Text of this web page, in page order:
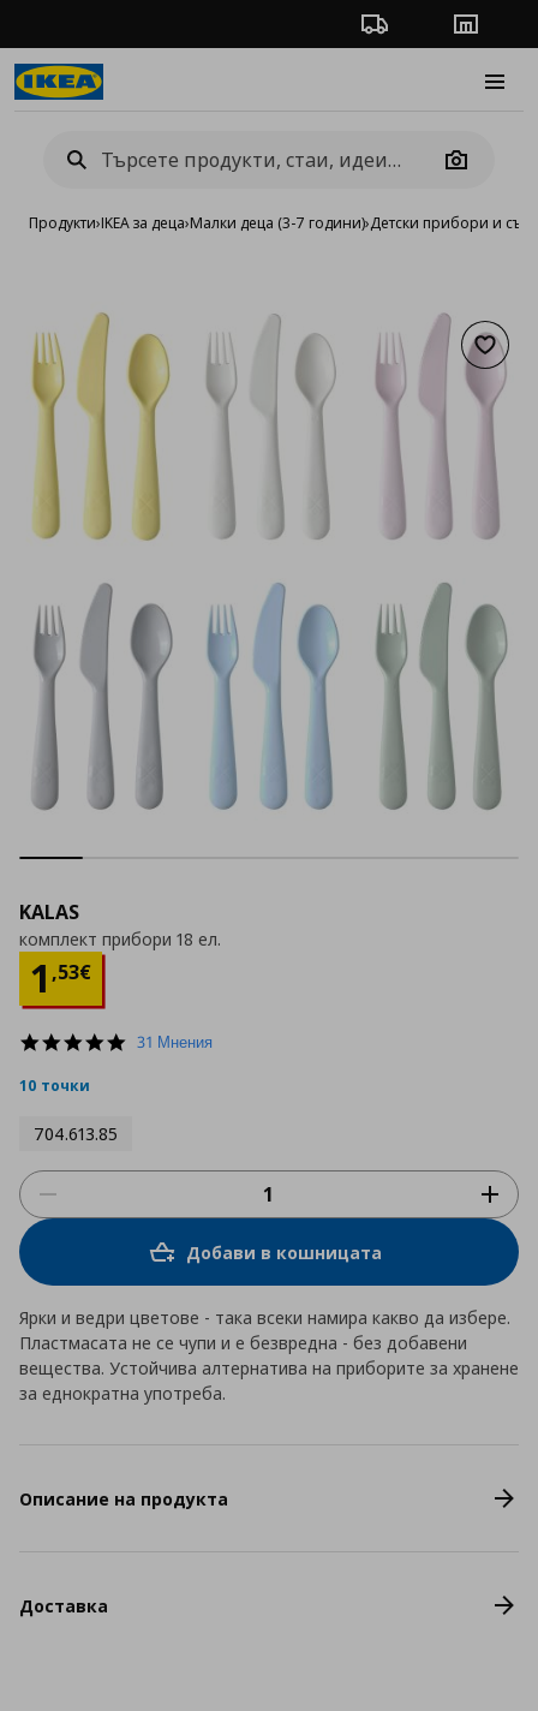
Проследяване на
Camera
Продукти›IKEA за деца›Малки деца (3-7 години)›Детски прибори и
KALAS
комплект прибори 18 ел.
1 ,53€
Цена
4.8
31 Мнения
10 точки
704.613.85
Добави в кошницата
Ярки и ведри цветове - така всеки намира какво да избере.
Пластмасата не се чупи и е безвредна - без добавени
вещества. Устойчива алтернатива на приборите за хранене
за еднократна употреба.
Описание на продукта
Доставка